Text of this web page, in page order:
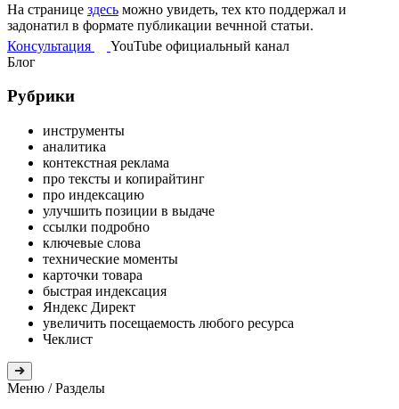
На странице здесь можно увидеть, тех кто поддержал и
задонатил в формате публикации вечнной статьи.
Консультация
YouTube официальный канал
Блог
Рубрики
инструменты
аналитика
контекстная реклама
про тексты и копирайтинг
про индексацию
улучшить позиции в выдаче
ссылки подробно
ключевые слова
технические моменты
карточки товара
быстрая индексация
Яндекс Директ
увеличить посещаемость любого ресурса
Чеклист
Меню / Разделы